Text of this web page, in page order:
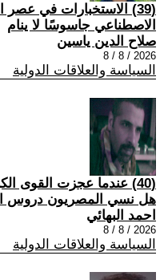
(39) الاستخبارات في عصر
الاصطناعي جاسوسًا لا ينام
صلاح الدين ياسين
2026 / 8 / 8
السياسة والعلاقات الدولية
(40) عندما عجزت القوى
هل نسي المصريون دروس
احمد البهائي
2026 / 8 / 8
السياسة والعلاقات الدولية